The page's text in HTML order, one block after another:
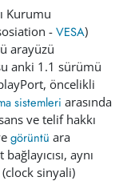
Kurumu
- VESA)
arayüzü
anki 1.1 sürümü
öncelikli
sistemleri arasında
ve telif hakkı
görüntü ara
aynı
sinyali)